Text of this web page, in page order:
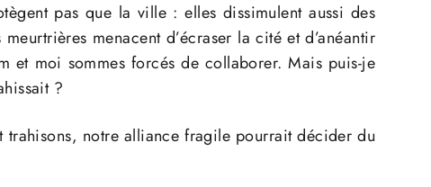
pas que la ville : elles dissimulent aussi des
menacent d’écraser la cité et d’anéantir
et moi sommes forcés de collaborer. Mais puis-je
?
trahisons, notre alliance fragile pourrait décider du